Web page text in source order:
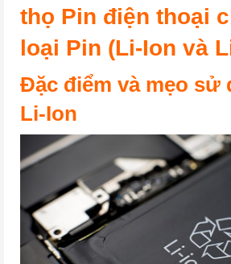
thọ Pin điện thoại
loại Pin (Li-Ion và
Đặc điểm và mẹo sử
Li-Ion